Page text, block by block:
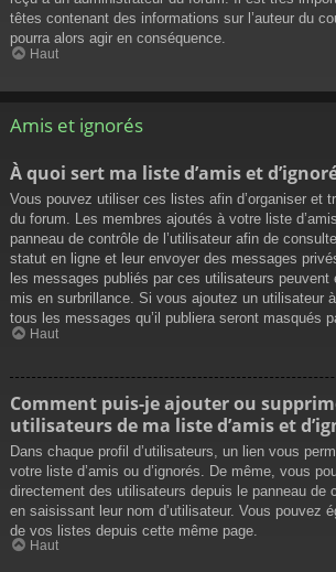
têtes contenant des informations sur l’auteur du
pourra alors agir en conséquence.
Haut
Amis et ignorés
À quoi sert ma liste d’amis et
Vous pouvez utiliser ces listes afin d’organiser et
du forum. Les membres ajoutés à votre liste
panneau de contrôle de l’utilisateur afin de
statut en ligne et leur envoyer des messages
les messages publiés par ces utilisateurs peuvent
mis en surbrillance. Si vous ajoutez un utilisateur
tous les messages qu’il publiera seront masqués
Haut
Comment puis-je ajouter ou
utilisateurs de ma liste d’amis et
Dans chaque profil d’utilisateurs, un lien vous
votre liste d’amis ou d’ignorés. De même, vous
directement des utilisateurs depuis le panneau de
en saisissant leur nom d’utilisateur. Vous pouvez
de vos listes depuis cette même page.
Haut